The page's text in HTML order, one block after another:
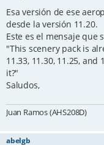
s
Esa versión de ese
desde la versión 11.20.
Este es el mensaje que
"This scenery pack is
11.33, 11.30, 11.25,
it?"
Saludos,
Juan Ramos (AHS208D)
abelgb